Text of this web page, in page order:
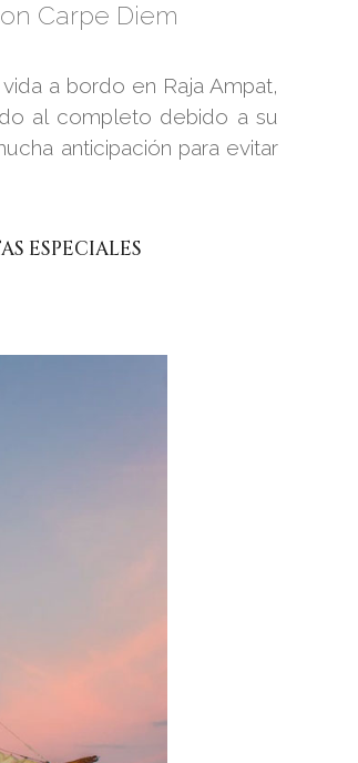
Carpe Diem
a bordo en Raja Ampat,
al completo debido a su
anticipación para evitar
ESPECIALES